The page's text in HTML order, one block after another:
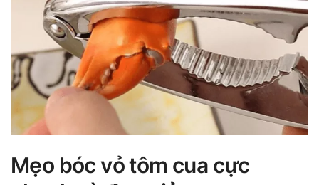
Mẹo bóc vỏ tôm cua cực